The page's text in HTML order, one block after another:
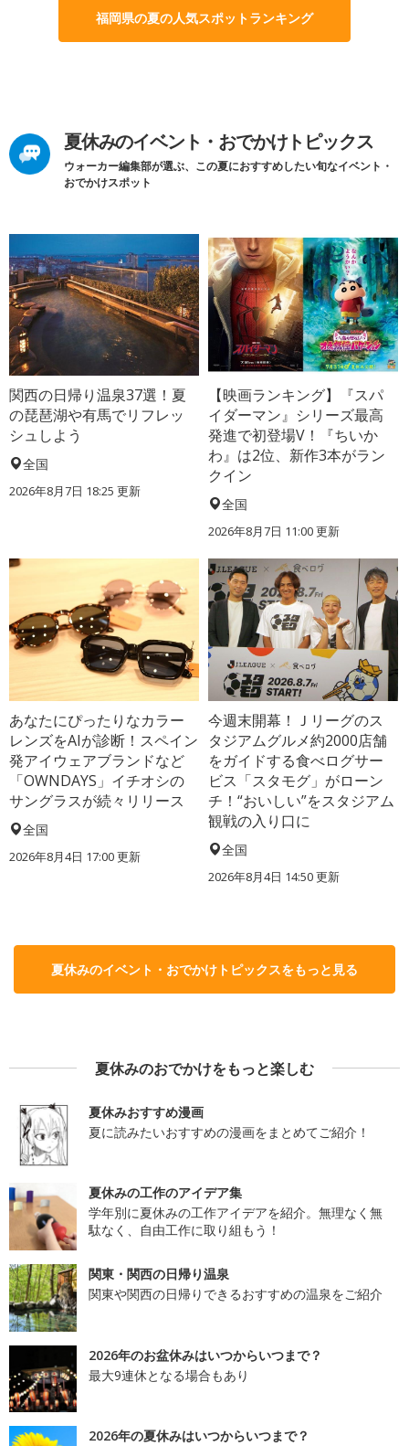
福岡県の夏の人気スポットランキング
夏休みのイベント・おでかけトピックス
ウォーカー編集部が選ぶ、この夏におすすめしたい旬なイベント・
おでかけスポット
関西の日帰り温泉37選！夏
の琵琶湖や有馬でリフレッ
シュしよう
全国
2026年8月7日 18:25 更新
【映画ランキング】『スパ
イダーマン』シリーズ最高
発進で初登場V！『ちいか
わ』は2位、新作3本がラン
クイン
全国
2026年8月7日 11:00更新
あなたにぴったりなカラー
レンズをAIが診断！スペイン
発アイウェアブランドなど
「OWNDAYS」イチオシの
サングラスが続々リリース
全国
2026年8月4日 17:00更新
今週末開幕！Ｊリーグのス
タジアムグルメ約2000店舗
をガイドする食べログサー
ビス「スタモグ」がローン
チ！“おいしい”をスタジアム
観戦の入り口に
全国
2026年8月4日 14:50更新
夏休みのイベント・おでかけトピックスをもっと見る
夏休みのおでかけをもっと楽しむ
夏休みおすすめ漫画
夏に読みたいおすすめの漫画をまとめてご紹介！
夏休みの工作のアイデア集
学年別に夏休みの工作アイデアを紹介。無理なく無
駄なく、自由工作に取り組もう！
関東・関西の日帰り温泉
関東や関西の日帰りできるおすすめの温泉をご紹介
2026年のお盆休みはいつからいつまで？
最大9連休となる場合もあり
2026年の夏休みはいつからいつまで？